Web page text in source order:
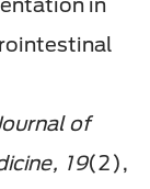
of
19(2),